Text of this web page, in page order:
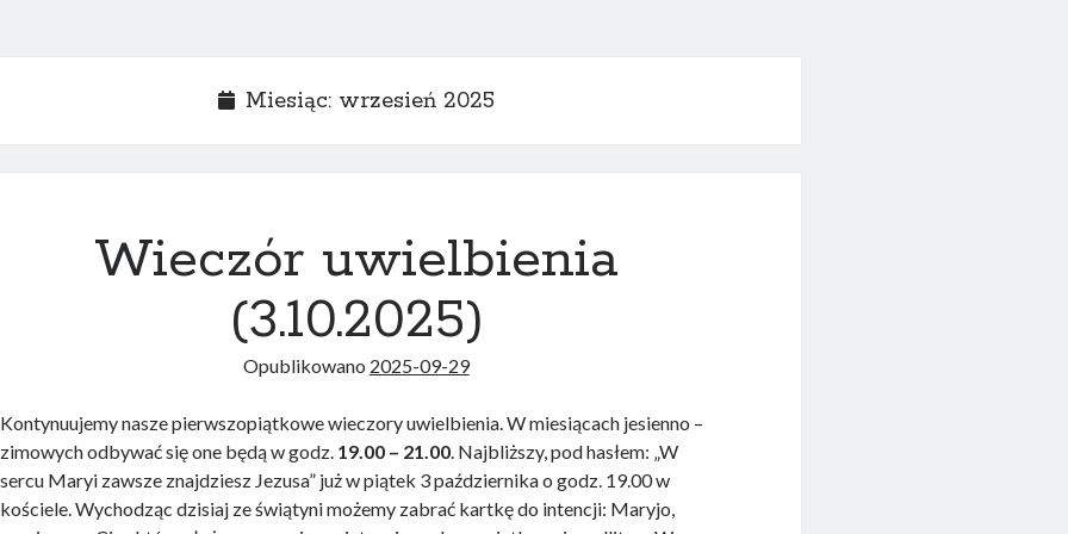
Miesiąc: wrzesień 2025
Wieczór uwielbienia
(3.10.2025)
Opublikowano 2025-09-29
Kontynuujemy nasze pierwszopiątkowe wieczory uwielbienia. W miesiącach jesienno –
zimowych odbywać się one będą w godz. 19.00 – 21.00. Najbliższy, pod hasłem: „W
sercu Maryi zawsze znajdziesz Jezusa” już w piątek 3 października o godz. 19.00 w
kościele. Wychodząc dzisiaj ze świątyni możemy zabrać kartkę do intencji: Maryjo,